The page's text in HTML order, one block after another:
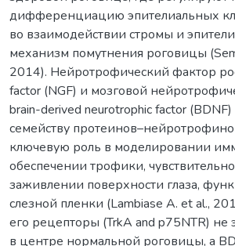
дифференциацию эпителиальных
во взаимодействии стромы и
механизм помутнения роговицы
2014). Нейротрофический фактор
factor (NGF) и мозговой
brain-derived neurotrophic factor
семейству
ключевую роль в моделировании
обеспечении трофики,
заживлении поверхности глаза,
слезной пленки (Lambiase A. et al.,
его рецепторы (TrkA and p75NTR) не
в центре нормальной роговицы, а